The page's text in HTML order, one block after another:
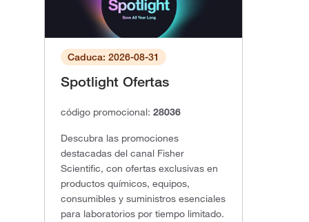
Caduca: 2026-08-31
Spotlight Ofertas
código promocional: 28036
Descubra las promociones
destacadas del canal Fisher
Scientific, con ofertas exclusivas en
productos químicos, equipos,
consumibles y suministros esenciales
para laboratorios por tiempo limitado.